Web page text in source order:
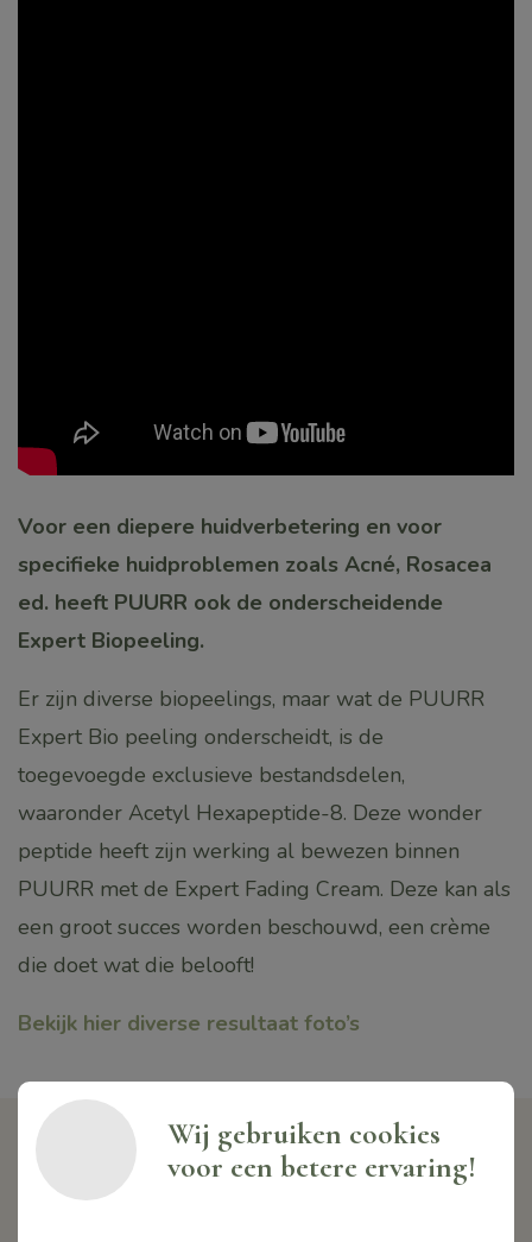
Voor een diepere huidverbetering en voor
specifieke huidproblemen zoals Acné, Rosacea
ed. heeft PUURR ook de onderscheidende
Expert Biopeeling.
Er zijn diverse biopeelings, maar wat de PUURR
Expert Bio peeling onderscheidt, is de
toegevoegde exclusieve bestandsdelen,
waaronder Acetyl Hexapeptide-8. Deze wonder
peptide heeft zijn werking al bewezen binnen
PUURR met de Expert Fading Cream. Deze kan als
een groot succes worden beschouwd, een crème
die doet wat die belooft!
Bekijk hier diverse resultaat foto’s
Contact
Wij gebruiken cookies
voor een betere ervaring!